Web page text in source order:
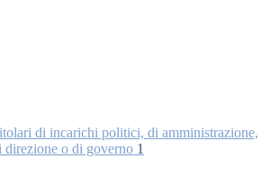
di incarichi politici, di amministrazione,
direzione o di governo 1